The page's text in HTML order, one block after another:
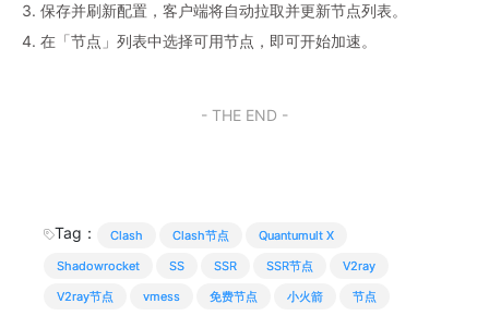
3. 保存并刷新配置，客户端将自动拉取并更新节点列表。
4. 在「节点」列表中选择可用节点，即可开始加速。
- THE END -
Tag： Clash Clash节点
Quantumult X
Shadowrocket
SS SSR SSR节点
V2ray
V2ray节点
vmess 免费节点 小火箭 节点